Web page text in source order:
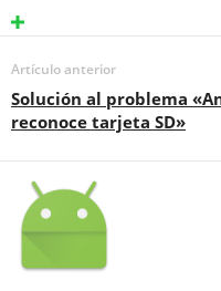
Artículo anterior
Solución al problema
reconoce tarjeta SD»